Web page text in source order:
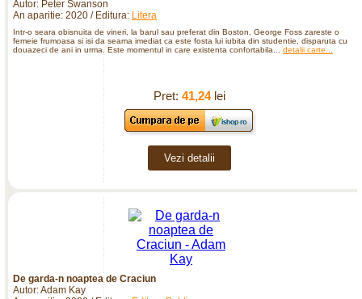
Autor: Peter Swanson
An aparitie: 2020 / Editura: Litera
Intr-o seara obisnuita de vineri, la barul sau preferat din Boston, George Foss zareste o
femeie frumoasa si isi da seama imediat ca este fosta lui iubita din studentie, disparuta cu
douazeci de ani in urma. Este momentul in care existenta confortabila... detalii carte...
Pret: 41,24lei
Vezi detalii
De garda-n noaptea de Craciun
Autor: Adam Kay